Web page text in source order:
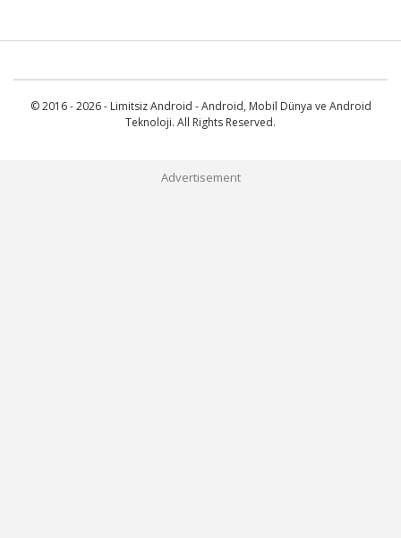
© 2016 - 2026 - Limitsiz Android - Android, Mobil Dünya ve Android
Teknoloji. All Rights Reserved.
Advertisement